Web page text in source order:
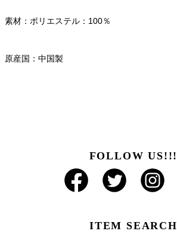
素材：ポリエステル：100％
原産国：中国製
FOLLOW US!!!
ITEM SEARCH